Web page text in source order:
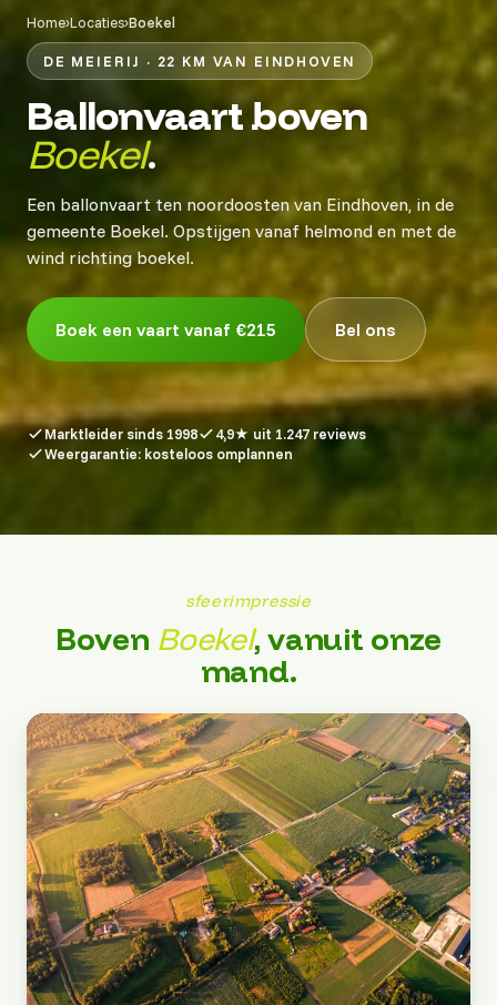
Home›Locaties›Boekel
DE MEIERIJ · 22 KM VAN EINDHOVEN
Ballonvaart boven
Boekel.
Een ballonvaart ten noordoosten van Eindhoven, in de
gemeente Boekel. Opstijgen vanaf helmond en met de
wind richting boekel.
Boek een vaart vanaf €215 Bel ons
Marktleider sinds 1998
4,9★ uit 1.247 reviews
Weergarantie: kosteloos omplannen
sfeerimpressie
Boven Boekel, vanuit onze
mand.